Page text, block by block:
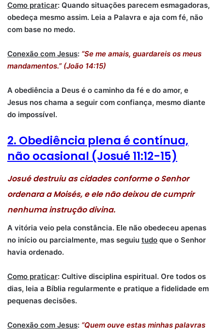
Como praticar: Quando situações parecem esmagadoras,
obedeça mesmo assim. Leia a Palavra e aja com fé, não
com base no medo.
Conexão com Jesus: “Se me amais, guardareis os meus
mandamentos.” (João 14:15)
A obediência a Deus é o caminho da fé e do amor, e
Jesus nos chama a seguir com confiança, mesmo diante
do impossível.
2. Obediência plena é contínua,
não ocasional (Josué 11:12-15)
Josué destruiu as cidades conforme o Senhor
ordenara a Moisés, e ele não deixou de cumprir
nenhuma instrução divina.
A vitória veio pela constância. Ele não obedeceu apenas
no início ou parcialmente, mas seguiu tudo que o Senhor
havia ordenado.
Como praticar: Cultive disciplina espiritual. Ore todos os
dias, leia a Bíblia regularmente e pratique a fidelidade em
pequenas decisões.
Conexão com Jesus: “Quem ouve estas minhas palavras